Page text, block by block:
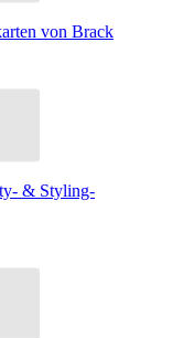
von Brack
& Styling-